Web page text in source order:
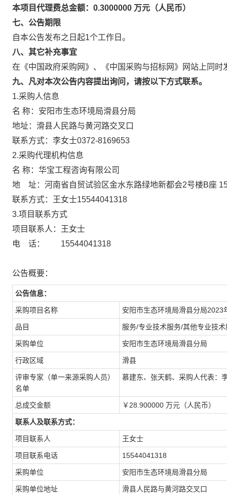
本项目代理费总金额：0.3000000 万元（人民币）
七、公告期限
自本公告发布之日起1个工作日。
八、其它补充事宜
在《中国政府采购网》、《中国采购与招标网》网站上同
九、凡对本次公告内容提出询问，请按以下方式联系。
1.采购人信息
名 称：安阳市生态环境局滑县分局
地址：滑县人民路与黄河路交叉口
联系方式：李女士0372-8169653
2.采购代理机构信息
名 称：华宝工程咨询有限公司
地 址：河南省自贸试验区金水东路绿地
联系方式：王女士15544041318
3.项目联系方式
项目联系人：王女士
电 话： 15544041318
公告概要：
公告信息：
采购项目名称 安阳市生态环境局滑县分局
品目 服务/专业技术服务/其他专业技术
采购单位 安阳市生态环境局滑县分局
行政区域 滑县
评审专家（单一来源采购人员）
名单
慕建东、张天鹤、采购人代表：
总成交金额 ￥28.900000 万元（人民币）
联系人及联系方式：
项目联系人 王女士
项目联系电话 15544041318
采购单位 安阳市生态环境局滑县分局
采购单位地址 滑县人民路与黄河路交叉口